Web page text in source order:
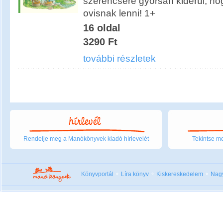
ovisnak lenni! 1+
16 oldal
3290 Ft
további részletek
Rendelje meg a Manókönyvek kiadó hírlevelét Tekintse
Könyvportál Líra könyv Kiskereskedelem